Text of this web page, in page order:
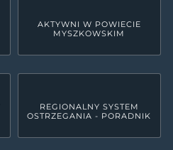
AKTYWNI W POWIECIE
MYSZKOWSKIM
REGIONALNY SYSTEM
OSTRZEGANIA - PORADNIK